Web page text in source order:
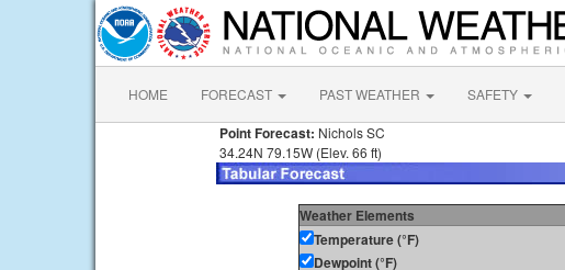
HOME FORECAST PAST WEATHER SAFETY
Point Forecast: Nichols SC
34.24N 79.15W (Elev. 66 ft)
Weather Elements
Temperature (°F)
Dewpoint (°F)